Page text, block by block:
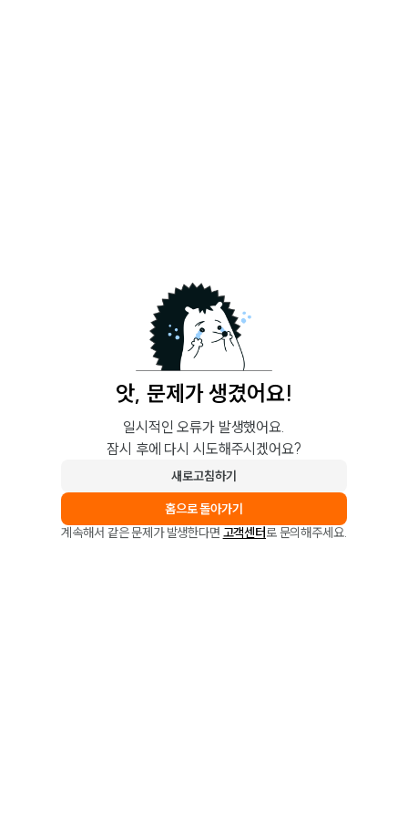
앗, 문제가 생겼어요!
일시적인 오류가 발생했어요.
잠시 후에 다시 시도해주시겠어요?
새로고침하기
홈으로 돌아가기
계속해서 같은 문제가 발생한다면 고객센터로 문의해주세요.